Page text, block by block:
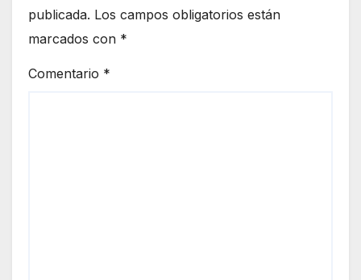
publicada. Los campos obligatorios están
marcados con *
Comentario *